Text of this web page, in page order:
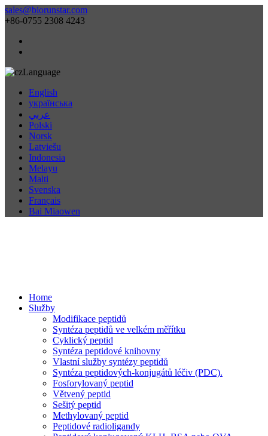
sales@biorunstar.com
+86-0755 2308 4243
Language
English
українська
عربي
Polski
Norsk
Latviešu
Indonesia
Melayu
Malti
Svenska
Français
Bai Miaowen
Home
Služby
Modifikace peptidů
Syntéza peptidů ve velkém měřítku
Cyklický peptid
Syntéza peptidové knihovny
Vlastní služby syntézy peptidů
Syntéza peptidových-konjugátů léčiv (PDC).
Fosforylovaný peptid
Větvený peptid
Sešitý peptid
Methylovaný peptid
Peptidové radioligandy